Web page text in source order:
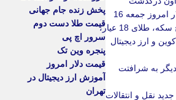
قیمت طلا و دلار امروز جمعه 16
مرداد 1405؛ نرخ سکه، طلای 18 عیار،
و ارز دیجیتال
دیگر به شرافتت
نقل و انتقالات
پخش زنده جام جهانی
قیمت طلا دست دوم
سرور اچ پی
پنجره وین تک
قیمت دلار امروز
آموزش ارز دیجیتال در
تهران